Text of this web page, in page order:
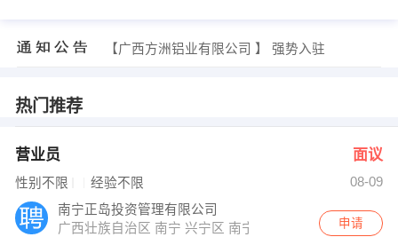
【广西方洲铝业有限公司 】 强势入驻
谭经理 发布 [文员 ] 招聘信息
热门推荐
营业员 面议
性别不限 经验不限
08-09
南宁正岛投资管理有限公司
广西壮族自治区 南宁 兴宁区 南宁兴宁区中华路38号华西
申请